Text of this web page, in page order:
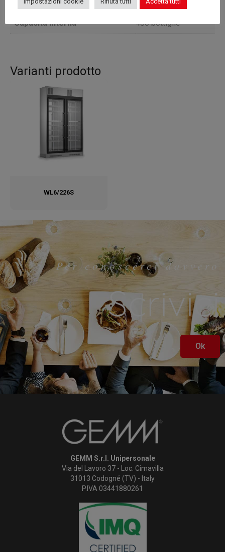
Versione A PARETE
Capacità interna 480 bottiglie
Varianti prodotto
WL6/226S
Per conoscerci davvero
Scrivici
Ok
GEMM S.r.l. Unipersonale
Via del Lavoro 37 - Loc. Cimavilla
31013 Codogné (TV) - Italy
P.IVA 03441880261